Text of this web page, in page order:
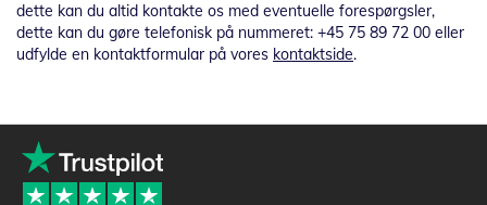
dette kan du altid kontakte os med eventuelle forespørgsler,
dette kan du gøre telefonisk på nummeret: +45 75 89 72 00 eller
udfylde en kontaktformular på vores kontaktside.